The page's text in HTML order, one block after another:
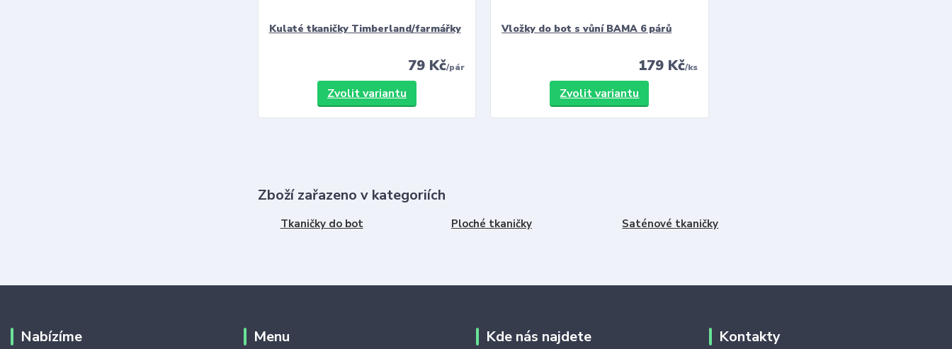
Kulaté tkaničky Timberland/farmářky
79 Kč/pár
Zvolit variantu
Vložky do bot s vůní BAMA 6 párů
179 Kč/ks
Zvolit variantu
Zboží zařazeno v kategoriích
Tkaničky do bot Ploché tkaničky Saténové tkaničky
Nabízíme Menu Kde nás najdete Kontakty